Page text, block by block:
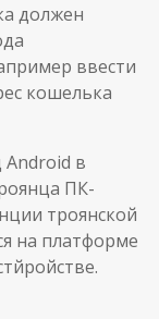
должен
ввести
кошелька
Android в
ПК-
троянской
на платформе